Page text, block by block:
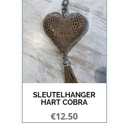
SLEUTELHANGER
HART COBRA
€12.50